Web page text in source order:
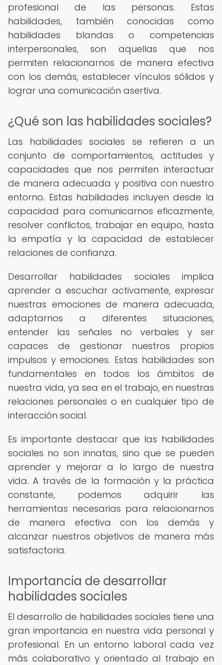
profesional de las personas. Estas
habilidades, también conocidas como
habilidades blandas o competencias
interpersonales, son aquellas que nos
permiten relacionarnos de manera efectiva
con los demás, establecer vínculos sólidos y
lograr una comunicación asertiva.
¿Qué son las habilidades sociales?
Las habilidades sociales se refieren a un
conjunto de comportamientos, actitudes y
capacidades que nos permiten interactuar
de manera adecuada y positiva con nuestro
entorno. Estas habilidades incluyen desde la
capacidad para comunicarnos eficazmente,
resolver conflictos, trabajar en equipo, hasta
la empatía y la capacidad de establecer
relaciones de confianza.
Desarrollar habilidades sociales implica
aprender a escuchar activamente, expresar
nuestras emociones de manera adecuada,
adaptarnos a diferentes situaciones,
entender las señales no verbales y ser
capaces de gestionar nuestros propios
impulsos y emociones. Estas habilidades son
fundamentales en todos los ámbitos de
nuestra vida, ya sea en el trabajo, en nuestras
relaciones personales o en cualquier tipo de
interacción social.
Es importante destacar que las habilidades
sociales no son innatas, sino que se pueden
aprender y mejorar a lo largo de nuestra
vida. A través de la formación y la práctica
constante, podemos adquirir las
herramientas necesarias para relacionarnos
de manera efectiva con los demás y
alcanzar nuestros objetivos de manera más
satisfactoria.
Importancia de desarrollar
habilidades sociales
El desarrollo de habilidades sociales tiene una
gran importancia en nuestra vida personal y
profesional. En un entorno laboral cada vez
más colaborativo y orientado al trabajo en